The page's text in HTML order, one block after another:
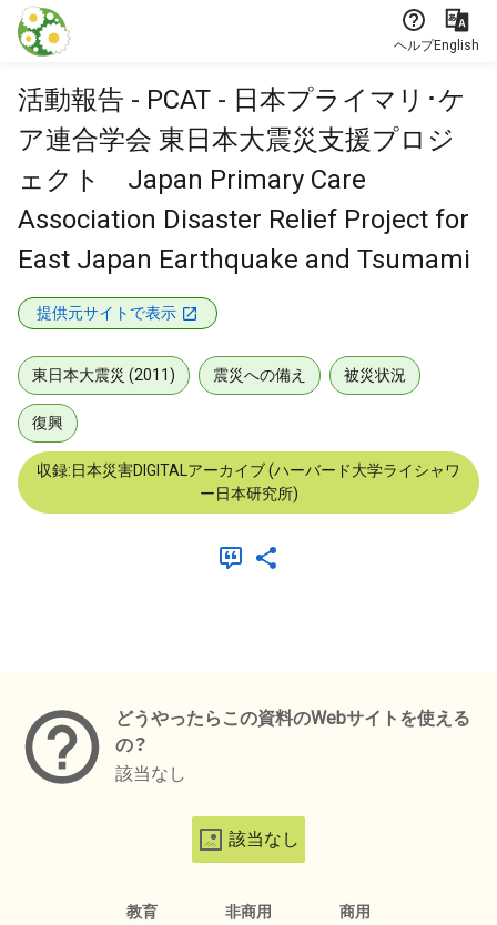
本文に飛ぶ
ヘルプEnglish
活動報告 - PCAT - 日本プライマリ･ケ
ア連合学会 東日本大震災支援プロジ
ェクト Japan Primary Care
Association Disaster Relief Project for
East Japan Earthquake and Tsumami
提供元サイトで表示
東日本大震災 (2011) 震災への備え 被災状況
復興
収録:日本災害DIGITALアーカイブ (ハーバード大学ライシャワ
ー日本研究所)
どうやったらこの資料のWebサイトを使える
の？
該当なし
該当なし
教育 非商用 商用